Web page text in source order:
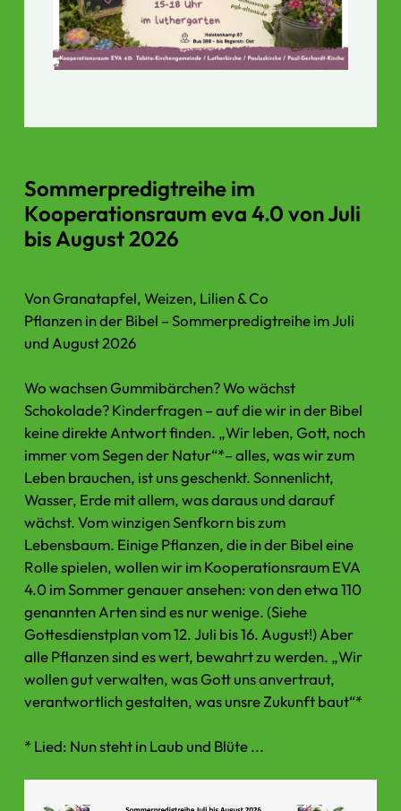
Sommerpredigtreihe im
Kooperationsraum eva 4.0 von Juli
bis August 2026
Von Granatapfel, Weizen, Lilien & Co
Pflanzen in der Bibel – Sommerpredigtreihe im Juli
und August 2026
Wo wachsen Gummibärchen? Wo wächst
Schokolade? Kinderfragen – auf die wir in der Bibel
keine direkte Antwort finden. „Wir leben, Gott, noch
immer vom Segen der Natur“*– alles, was wir zum
Leben brauchen, ist uns geschenkt. Sonnenlicht,
Wasser, Erde mit allem, was daraus und darauf
wächst. Vom winzigen Senfkorn bis zum
Lebensbaum. Einige Pflanzen, die in der Bibel eine
Rolle spielen, wollen wir im Kooperationsraum EVA
4.0 im Sommer genauer ansehen: von den etwa 110
genannten Arten sind es nur wenige. (Siehe
Gottesdienstplan vom 12. Juli bis 16. August!) Aber
alle Pflanzen sind es wert, bewahrt zu werden. „Wir
wollen gut verwalten, was Gott uns anvertraut,
verantwortlich gestalten, was unsre Zukunft baut“*
* Lied: Nun steht in Laub und Blüte ...